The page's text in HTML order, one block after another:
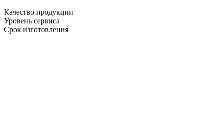
Качество продукции
Уровень сервиса
Срок изготовления